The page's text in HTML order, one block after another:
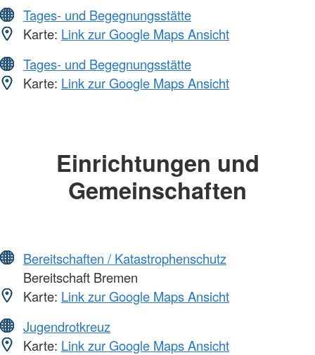
Tages- und Begegnungsstätte
Karte: Link zur Google Maps Ansicht
Tages- und Begegnungsstätte
Karte: Link zur Google Maps Ansicht
Einrichtungen und
Gemeinschaften
Bereitschaften / Katastrophenschutz
Bereitschaft Bremen
Karte: Link zur Google Maps Ansicht
Jugendrotkreuz
Karte: Link zur Google Maps Ansicht